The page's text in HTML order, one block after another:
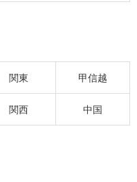
関東 甲信越
関西 中国